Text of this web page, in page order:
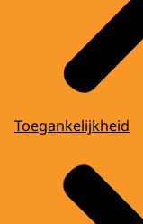
Toegankelijkheid